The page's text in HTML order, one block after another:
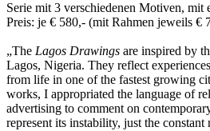
Serie mit 3 verschiedenen Motiven,
Preis: je € 580,- (mit Rahmen jeweils €
„The Lagos Drawings are inspired by
Lagos, Nigeria. They reflect
from life in one of the fastest growing
works, I appropriated the language of
advertising to comment on
represent its instability, just the constant